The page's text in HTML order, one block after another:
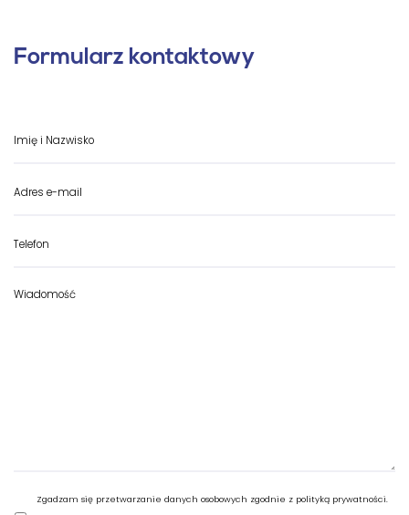
Formularz kontaktowy
Zgadzam się przetwarzanie danych osobowych zgodnie z polityką prywatności.